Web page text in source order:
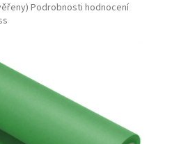
Podrobnosti hodnocení